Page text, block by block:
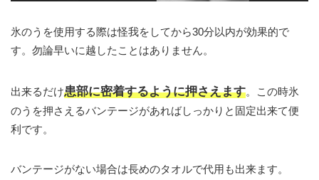
氷のうを使用する際は怪我をしてから30分以内が効果的で
す。勿論早いに越したことはありません。
出来るだけ患部に密着するように押さえます。この時氷
のうを押さえるバンテージがあればしっかりと固定出来て便
利です。
バンテージがない場合は長めのタオルで代用も出来ます。